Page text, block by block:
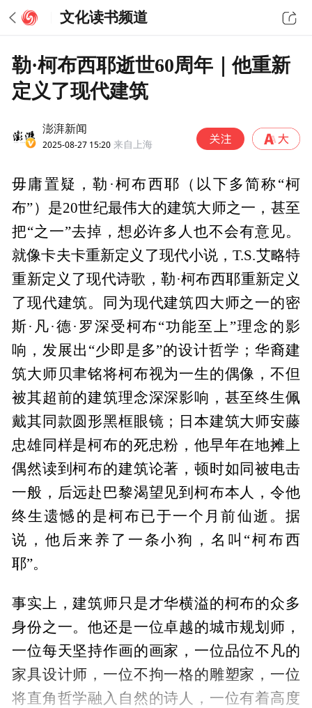
文化读书频道
勒·柯布西耶逝世60周年｜他重新
定义了现代建筑
澎湃新闻
2025-08-27 15:20 来自上海
毋庸置疑，勒·柯布西耶（以下多简称“柯
布”）是20世纪最伟大的建筑大师之一，甚至
把“之一”去掉，想必许多人也不会有意见。
就像卡夫卡重新定义了现代小说，T.S.艾略特
重新定义了现代诗歌，勒·柯布西耶重新定义
了现代建筑。同为现代建筑四大师之一的密
斯·凡·德·罗深受柯布“功能至上”理念的影
响，发展出“少即是多”的设计哲学；华裔建
筑大师贝聿铭将柯布视为一生的偶像，不但
被其超前的建筑理念深深影响，甚至终生佩
戴其同款圆形黑框眼镜；日本建筑大师安藤
忠雄同样是柯布的死忠粉，他早年在地摊上
偶然读到柯布的建筑论著，顿时如同被电击
一般，后远赴巴黎渴望见到柯布本人，令他
终生遗憾的是柯布已于一个月前仙逝。据
说，他后来养了一条小狗，名叫“柯布西
耶”。
事实上，建筑师只是才华横溢的柯布的众多
身份之一。他还是一位卓越的城市规划师，
一位每天坚持作画的画家，一位品位不凡的
家具设计师，一位不拘一格的雕塑家，一位
将直角哲学融入自然的诗人，一位有着高度